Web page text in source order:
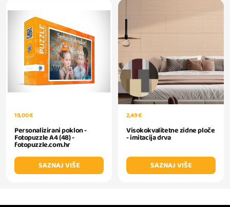
19,00 €
Personalizirani poklon -
Fotopuzzle A4 (48) -
fotopuzzle.com.hr
SAZNAJ VIŠE
2,49 €
Visokokvalitetne zidne ploče
- imitacija drva
SAZNAJ VIŠE